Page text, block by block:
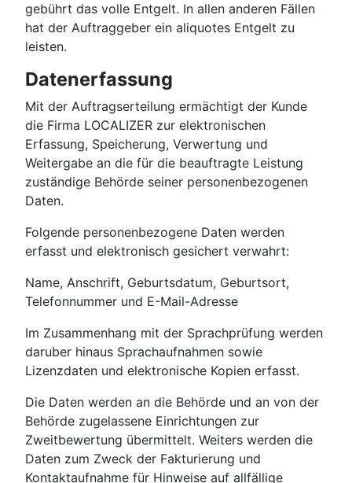
gebührt das volle Entgelt. In allen anderen Fällen
hat der Auftraggeber ein aliquotes Entgelt zu
leisten.
Datenerfassung
Mit der Auftragserteilung ermächtigt der Kunde
die Firma LOCALIZER zur elektronischen
Erfassung, Speicherung, Verwertung und
Weitergabe an die für die beauftragte Leistung
zuständige Behörde seiner personenbezogenen
Daten.
Folgende personenbezogene Daten werden
erfasst und elektronisch gesichert verwahrt:
Name, Anschrift, Geburtsdatum, Geburtsort,
Telefonnummer und E-Mail-Adresse
Im Zusammenhang mit der Sprachprüfung werden
daruber hinaus Sprachaufnahmen sowie
Lizenzdaten und elektronische Kopien erfasst.
Die Daten werden an die Behörde und an von der
Behörde zugelassene Einrichtungen zur
Zweitbewertung übermittelt. Weiters werden die
Daten zum Zweck der Fakturierung und
Kontaktaufnahme für Hinweise auf allfällige